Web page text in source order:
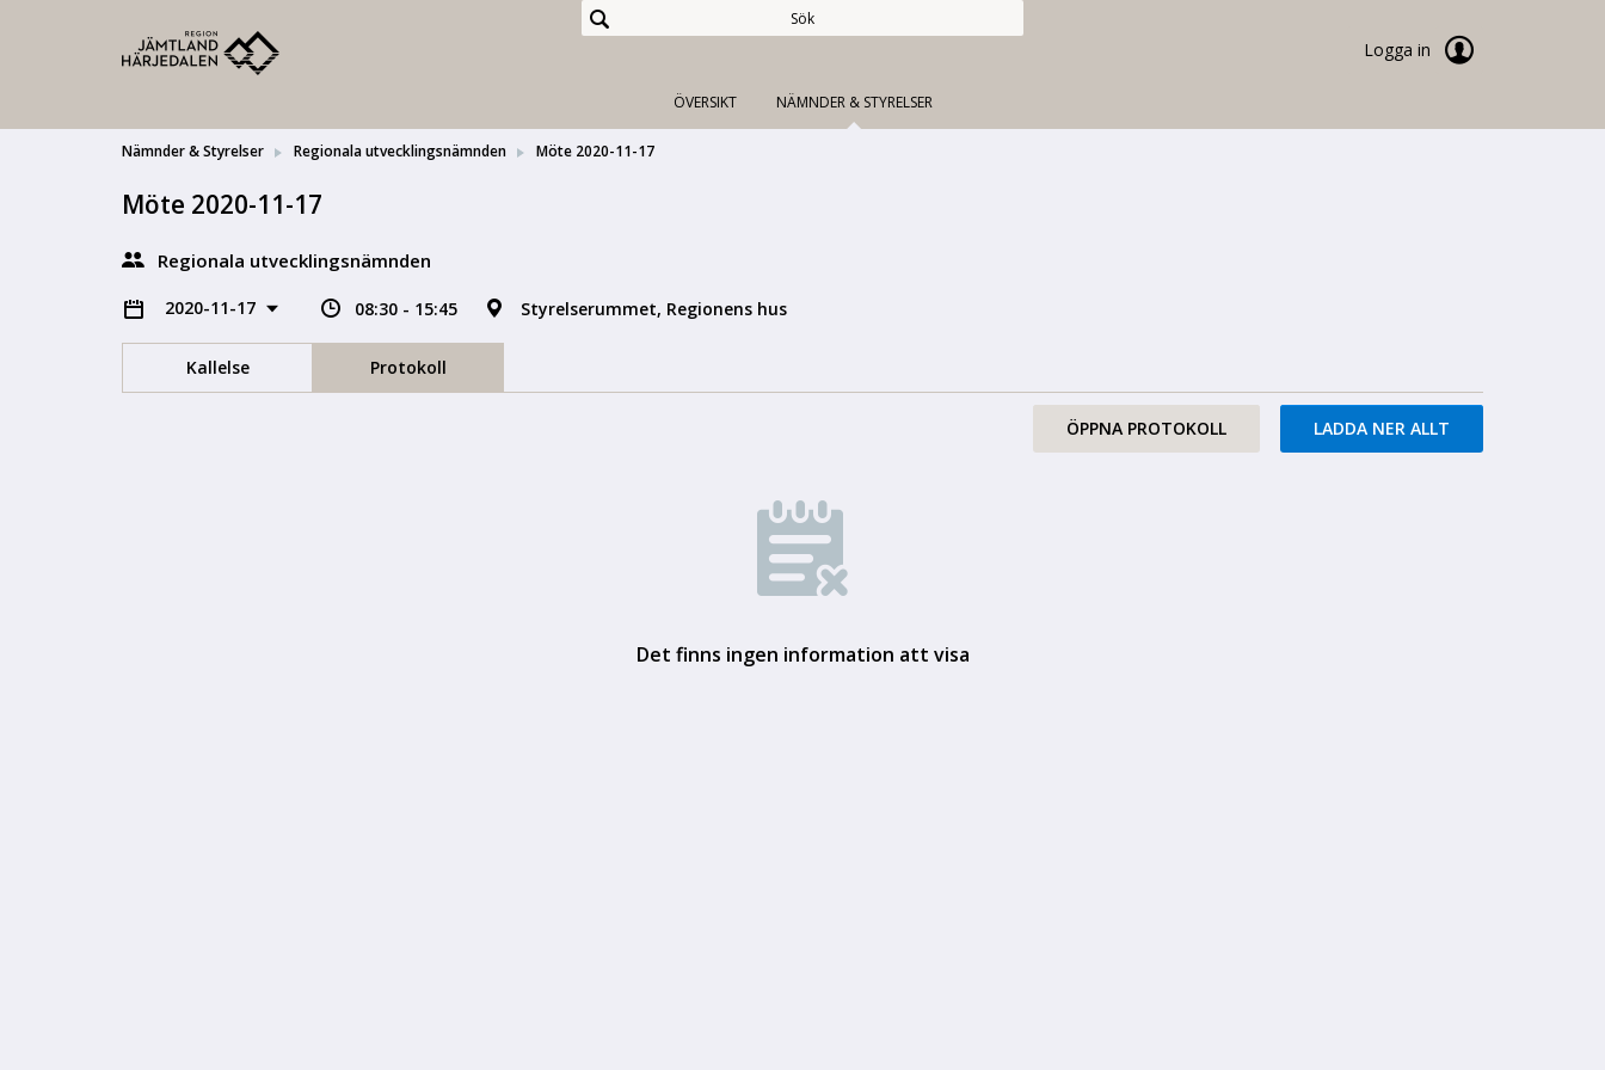
Logga in
ÖVERSIKT NÄMNDER & STYRELSER
Nämnder & Styrelser Regionala utvecklingsnämnden Möte 2020-11-17
Möte 2020-11-17
Regionala utvecklingsnämnden
2020-11-17 08:30 - 15:45 Styrelserummet, Regionens hus
Kallelse Protokoll
ÖPPNA PROTOKOLL LADDA NER ALLT
Det finns ingen information att visa